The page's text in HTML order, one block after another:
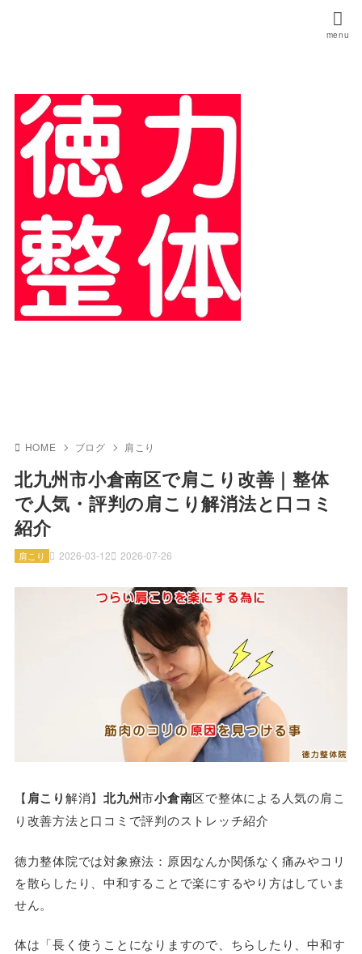
HOME ブログ 肩こり
北九州市小倉南区で肩こり改善｜整体
で人気・評判の肩こり解消法と口コミ
紹介
2026-03-12 2026-07-26
肩こり
【肩こり解消】北九州市小倉南区で整体による人気の肩こ
り改善方法と口コミで評判のストレッチ紹介
徳力整体院では対象療法：原因なんか関係なく痛みやコリ
を散らしたり、中和することで楽にするやり方はしていま
せん。
体は「長く使うことになりますので、ちらしたり、中和す